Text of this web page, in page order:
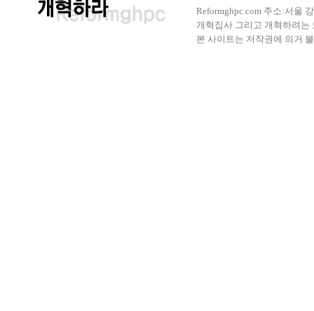
Reformghpc.com 주소:서울
개혁집사 그리고 개혁하려는
본 사이트는 저작권에 의거